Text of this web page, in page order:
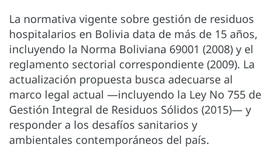
La normativa vigente sobre gestión de residuos
hospitalarios en Bolivia data de más de 15 años,
incluyendo la Norma Boliviana 69001 (2008) y el
reglamento sectorial correspondiente (2009). La
actualización propuesta busca adecuarse al
marco legal actual —incluyendo la Ley No 755 de
Gestión Integral de Residuos Sólidos (2015)— y
responder a los desafíos sanitarios y
ambientales contemporáneos del país.